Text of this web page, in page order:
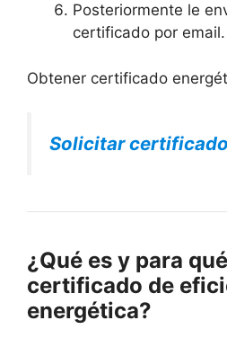
Posteriormente le
certificado por email.
Obtener certificado
Solicitar
¿Qué es y para
certificado de
energética?